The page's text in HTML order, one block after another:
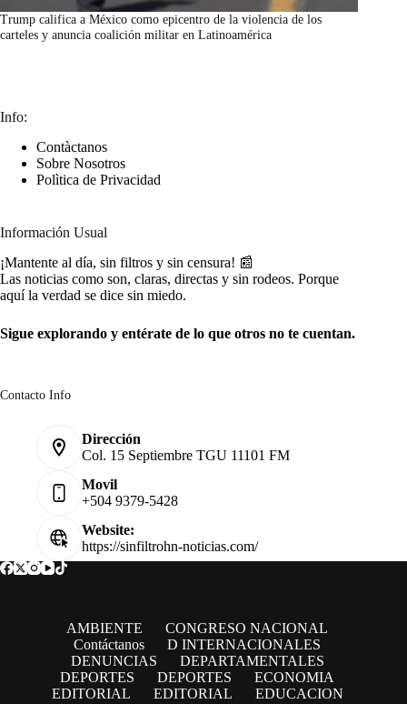
Trump califica a México como epicentro de la violencia de los
carteles y anuncia coalición militar en Latinoamérica
Info:
Contàctanos
Sobre Nosotros
Polìtica de Privacidad
Información Usual
¡Mantente al día, sin filtros y sin censura! 📰
Las noticias como son, claras, directas y sin rodeos. Porque
aquí la verdad se dice sin miedo.
Sigue explorando y entérate de lo que otros no te cuentan.
Contacto Info
Dirección
Col. 15 Septiembre TGU 11101 FM
Movil
+504 9379-5428
Website:
https://sinfiltrohn-noticias.com/
AMBIENTE
CONGRESO NACIONAL
Contáctanos
D INTERNACIONALES
DENUNCIAS
DEPARTAMENTALES
DEPORTES
DEPORTES
ECONOMIA
EDITORIAL
EDITORIAL
EDUCACION